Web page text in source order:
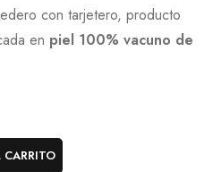
con tarjetero, producto
en piel 100% vacuno de